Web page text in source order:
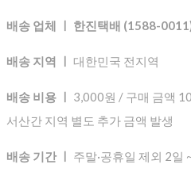
배송 업체 ㅣ 한진택배 (1588-
배송 지역 ㅣ 대한민국 전지역
배송 비용 ㅣ 3,000원 / 구매 금액
서산간 지역 별도 추가 금액 발생
배송 기간 ㅣ 주말·공휴일 제외 2일